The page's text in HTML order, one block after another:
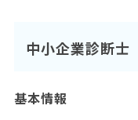
中小企業診断士
基本情報